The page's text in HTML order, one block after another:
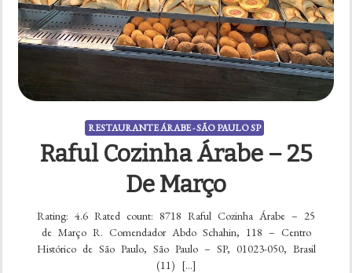
RESTAURANTE ÁRABE - SÃO PAULO SP
Raful Cozinha Árabe – 25
De Março
Rating: 4.6 Rated count: 8718 Raful Cozinha Árabe – 25
de Março R. Comendador Abdo Schahin, 118 – Centro
Histórico de São Paulo, São Paulo – SP, 01023-050, Brasil
(11) […]